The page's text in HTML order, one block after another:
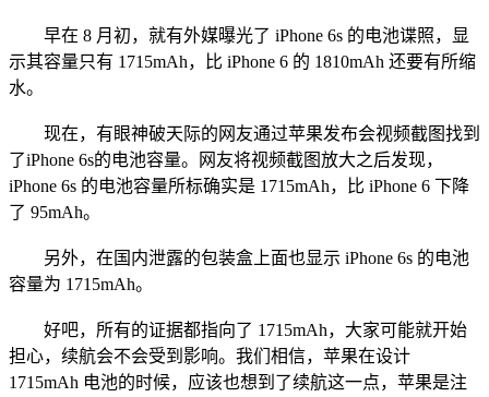
早在 8 月初，就有外媒曝光了 iPhone 6s 的电池谍照，显
示其容量只有 1715mAh，比 iPhone 6 的 1810mAh 还要有所缩
水。
现在，有眼神破天际的网友通过苹果发布会视频截图找到
了iPhone 6s的电池容量。网友将视频截图放大之后发现，
iPhone 6s 的电池容量所标确实是 1715mAh，比 iPhone 6 下降
了 95mAh。
另外，在国内泄露的包装盒上面也显示 iPhone 6s 的电池
容量为 1715mAh。
好吧，所有的证据都指向了 1715mAh，大家可能就开始
担心，续航会不会受到影响。我们相信，苹果在设计
1715mAh 电池的时候，应该也想到了续航这一点，苹果是注